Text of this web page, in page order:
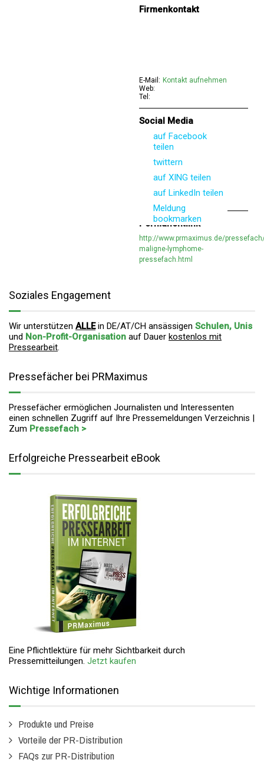
Firmenkontakt
E-Mail: Kontakt aufnehmen
Web:
Tel:
Social Media
auf Facebook
teilen
twittern
auf XING teilen
auf LinkedIn teilen
Meldung
bookmarken
Permanentlink
http://www.prmaximus.de/
maligne-lymphome-
pressefach.html
Soziales Engagement
Wir unterstützen ALLEin DE/AT/CH ansässigen Schulen, Unis
und Non-Profit-Organisation auf Dauer kostenlos mit
Pressearbeit.
Pressefächer bei PRMaximus
Pressefächer ermöglichen Journalisten und Interessenten
einen schnellen Zugriff auf Ihre Pressemeldungen Verzeichnis |
Zum Pressefach >
Erfolgreiche Pressearbeit eBook
Eine Pflichtlektüre für mehr Sichtbarkeit durch
Pressemitteilungen. Jetzt kaufen
Wichtige Informationen
Produkte und Preise
Vorteile der PR-Distribution
FAQs zur PR-Distribution